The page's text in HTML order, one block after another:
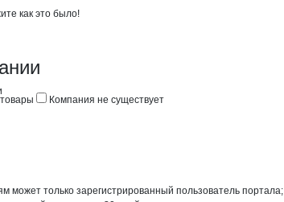
как это было!
о неточностях на странице
Компания не существует
может только зарегистрированный пользователь портала;